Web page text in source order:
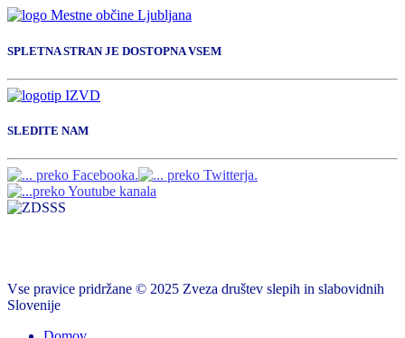
SPLETNA STRAN JE DOSTOPNA VSEM
SLEDITE NAM
Vse pravice pridržane © 2025 Zveza društev slepih in slabovidnih
Slovenije